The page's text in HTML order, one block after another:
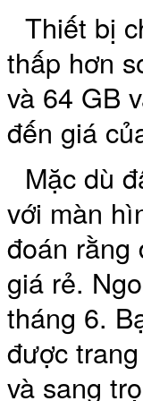
Thiết bị
thấp hơn
và 64 GB
đến giá
Mặc dù
với màn
đoán rằng
giá rẻ.
tháng 6.
được
và sang